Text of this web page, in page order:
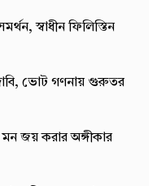
স্বাধীন ফিলিস্তিন
দাবি, ভোট গণনায় গুরুতর
মন জয় করার অঙ্গীকার